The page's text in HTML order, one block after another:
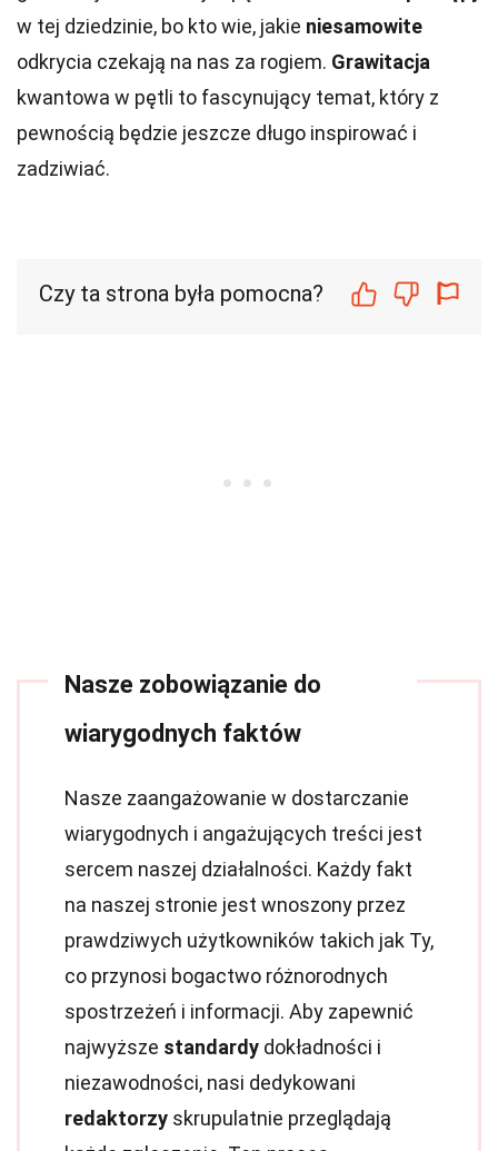
w tej dziedzinie, bo kto wie, jakie niesamowite
odkrycia czekają na nas za rogiem. Grawitacja
kwantowa w pętli to fascynujący temat, który z
pewnością będzie jeszcze długo inspirować i
zadziwiać.
Czy ta strona była pomocna?
Nasze zobowiązanie do
wiarygodnych faktów
Nasze zaangażowanie w dostarczanie
wiarygodnych i angażujących treści jest
sercem naszej działalności. Każdy fakt
na naszej stronie jest wnoszony przez
prawdziwych użytkowników takich jak Ty,
co przynosi bogactwo różnorodnych
spostrzeżeń i informacji. Aby zapewnić
najwyższe standardy dokładności i
niezawodności, nasi dedykowani
redaktorzy skrupulatnie przeglądają